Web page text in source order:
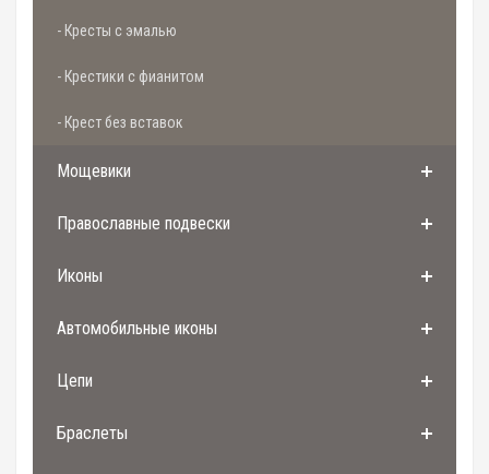
- Кресты с эмалью
- Крестики с фианитом
- Крест без вставок
Мощевики
Православные подвески
Иконы
Автомобильные иконы
Цепи
Браслеты